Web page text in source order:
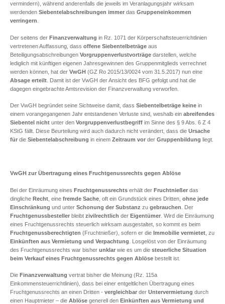
vermindern), während anderenfalls die jeweils im Veranlagungsjahr wirksam
werdenden Siebentelabschreibungen immer das Gruppeneinkommen
verringern
Der seitens der Finanzverwaltung in Rz. 1071 der Körperschaftsteuerrichtlinien
vertretenen Auffassung, dass offene Siebentelbeträge aus
Beteiligungsabschreibungen Vorgruppenverlustvorträge darstellen, welche
lediglich mit künftigen eigenen Jahresgewinnen des Gruppenmitglieds verrechnet
werden können, hat der VwGH (GZ Ro 2015/13/0024 vom 31.5.2017) nun eine
Absage erteilt . Damit ist der VwGH der Ansicht des BFG gefolgt und hat die
dagegen eingebrachte Amtsrevision der Finanzverwaltung verworfen.
Der VwGH begründet seine Sichtweise damit, dass Siebentelbeträge keine in
einem vorangegangenen Jahr entstandenen Verluste sind, weshalb ein abreifendes
Siebentel nicht unter den Vorgruppenverlustbegriff im Sinne des § 9 Abs. 6 Z 4
KStG fällt. Diese Beurteilung wird auch dadurch nicht verändert, dass die Ursache
für die Siebentelabschreibung in einem Zeitraum vor der Gruppenbildung liegt.
VwGH zur Übertragung eines Fruchtgenussrechts gegen Ablöse
Bei der Einräumung eines Fruchtgenussrechts erhält der Fruchtnießer das
dingliche Recht , eine fremde Sache , oft ein Grundstück eines Dritten, ohne jede
Einschränkung und unter Schonung der Substanz zu gebrauchen . Der
Fruchtgenussbesteller bleibt zivilrechtlich der Eigentümer . Wird die Einräumung
eines Fruchtgenussrechts steuerlich wirksam ausgestaltet, so kommt es beim
Fruchtgenussberechtigten (Fruchtnießer), sofern er die Immobilie vermietet , zu
Einkünften aus Vermietung und Verpachtung . Losgelöst von der Einräumung
des Fruchtgenussrechts war bisher unklar wie es um die steuerliche Situation
beim Verkauf eines Fruchtgenussrechts gegen Ablöse bestellt ist.
Die Finanzverwaltung vertrat bisher die Meinung (Rz. 115a
Einkommensteuerrichtlinien), dass bei einer entgeltlichen Übertragung eines
Fruchtgenussrechts an einen Dritten - vergleichbar der Untervermietung durch
einen Hauptmieter – die Ablöse generell den Einkünften aus Vermietung und